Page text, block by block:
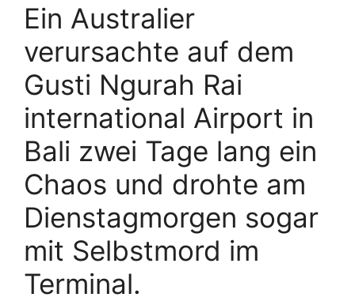
Ein Australier
verursachte auf dem
Gusti Ngurah Rai
international Airport in
Bali zwei Tage lang ein
Chaos und drohte am
Dienstagmorgen sogar
mit Selbstmord im
Terminal.